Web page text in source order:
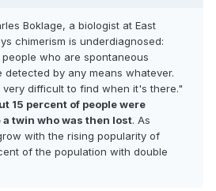
Boklage, a biologist at East
chimerism is underdiagnosed:
who are spontaneous
detected by any means whatever.
difficult to find when it's there."
15 percent of people were
twin who was then lost. As
with the rising popularity of
of the population with double